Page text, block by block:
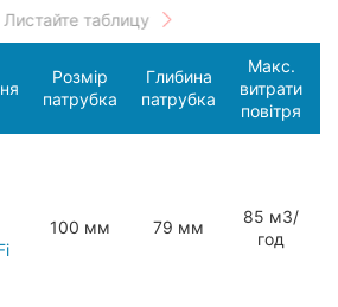
Розмір
патрубка
Глибина
патрубка
Макс.
витрати
повітря
100 мм 79 мм
85 мЗ/
год